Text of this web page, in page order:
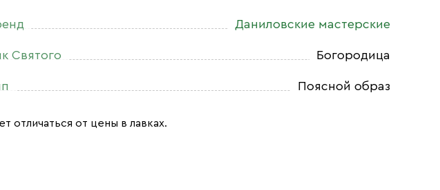
Даниловские мастерские
Святого Богородица
Поясной образ
отличаться от цены в лавках.